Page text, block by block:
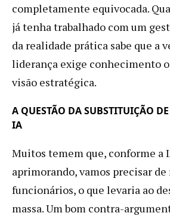
completamente equivocada.
já tenha trabalhado com um
da realidade prática sabe que a
liderança exige conhecimento
visão estratégica.
A QUESTÃO DA SUBSTITUIÇÃO
IA
Muitos temem que, conforme a
aprimorando, vamos precisar de
funcionários, o que levaria ao
massa. Um bom contra-